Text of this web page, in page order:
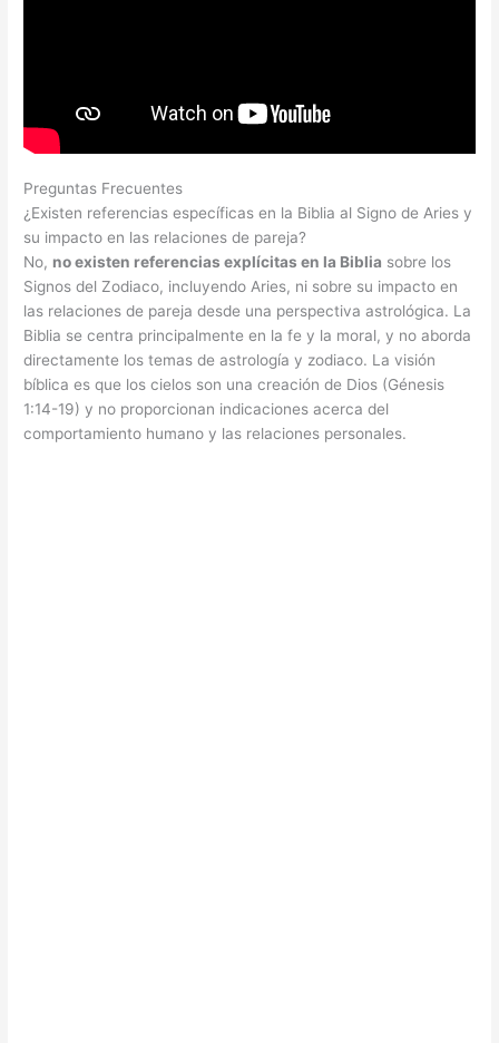
Preguntas Frecuentes
¿Existen referencias específicas en la Biblia al Signo de Aries y
su impacto en las relaciones de pareja?
No, no existen referencias explícitas en la Biblia sobre los
Signos del Zodiaco, incluyendo Aries, ni sobre su impacto en
las relaciones de pareja desde una perspectiva astrológica. La
Biblia se centra principalmente en la fe y la moral, y no aborda
directamente los temas de astrología y zodiaco. La visión
bíblica es que los cielos son una creación de Dios (Génesis
1:14-19) y no proporcionan indicaciones acerca del
comportamiento humano y las relaciones personales.